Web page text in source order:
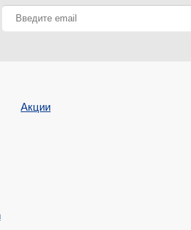
Акции